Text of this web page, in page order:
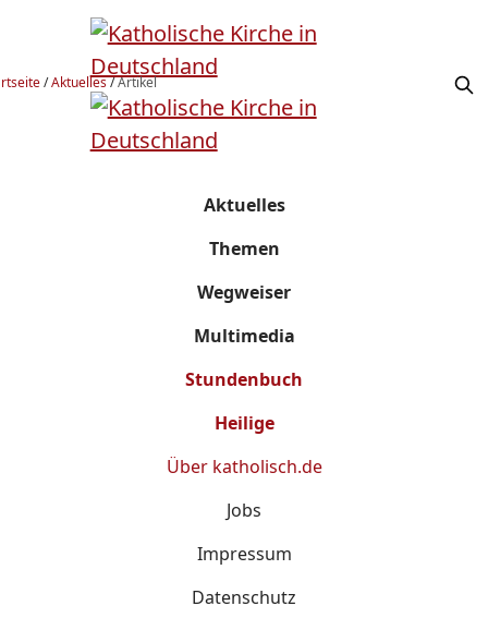
/Aktuelles/Artikel
Aktuelles
Themen
Wegweiser
Multimedia
Stundenbuch
Heilige
Über katholisch.de
Jobs
Impressum
Datenschutz